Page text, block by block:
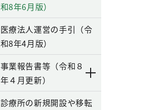
和8年6月版）
医療法人運営の手引（令
和8年4月版）
事業報告書等（令和８
年４月更新）
診療所の新規開設や移転